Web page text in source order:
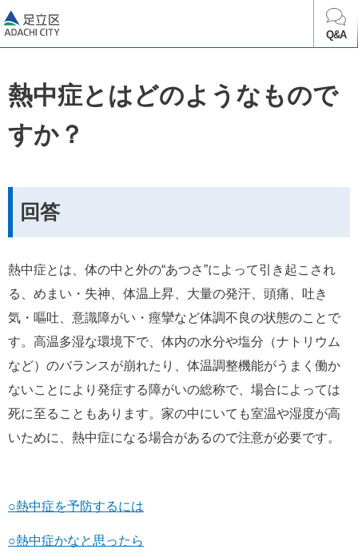
Q&A
熱中症とはどのようなもので
すか？
回答
熱中症とは、体の中と外の“あつさ”によって引き起こされ
る、めまい・失神、体温上昇、大量の発汗、頭痛、吐き
気・嘔吐、意識障がい・痙攣など体調不良の状態のことで
す。高温多湿な環境下で、体内の水分や塩分（ナトリウム
など）のバランスが崩れたり、体温調整機能がうまく働か
ないことにより発症する障がいの総称で、場合によっては
死に至ることもあります。家の中にいても室温や湿度が高
いために、熱中症になる場合があるので注意が必要です。
○熱中症を予防するには
○熱中症かなと思ったら